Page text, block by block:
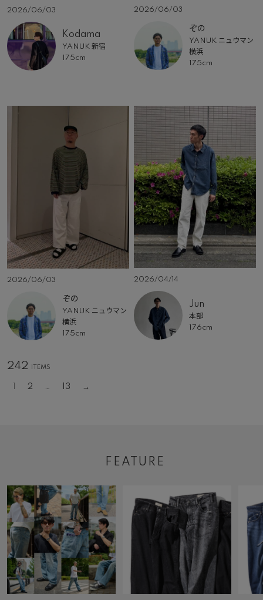
2026/06/03
Kodama
YANUK 新宿
175cm
2026/06/03
ぞの
YANUK ニュウマン
横浜
175cm
2026/06/03
ぞの
YANUK ニュウマン
横浜
175cm
2026/04/14
Jun
本部
176cm
242
2 … 13
FEATURE